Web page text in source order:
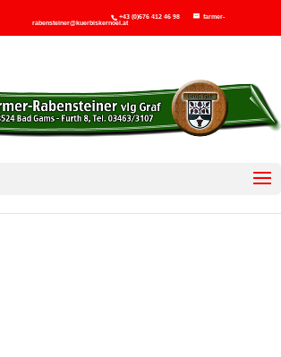
+43 (0)676 412 46 98
farmer-
rabensteiner@kuerbiskernoel.at